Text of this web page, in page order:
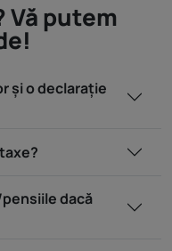
putem
și o declarație
dacă